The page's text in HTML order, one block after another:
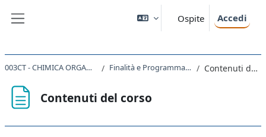
Ospite Accedi
003CT - CHIMICA ORGANICA I 2020 Finalità e Programma del Corso Contenuti del corso
Contenuti del corso